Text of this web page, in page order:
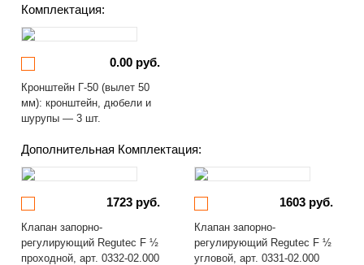
Комплектация:
0.00 руб.
Кронштейн Г-50 (вылет 50
мм): кронштейн, дюбели и
шурупы — 3 шт.
Дополнительная Комплектация:
1723 руб.
Клапан запорно-
регулирующий Regutec F ½
проходной, арт. 0332-02.000
1603 руб.
Клапан запорно-
регулирующий Regutec F ½
угловой, арт. 0331-02.000